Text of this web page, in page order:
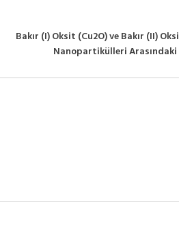
Bakır (I) Oksit (Cu2O) ve Bakır (II)
Nanopartikülleri